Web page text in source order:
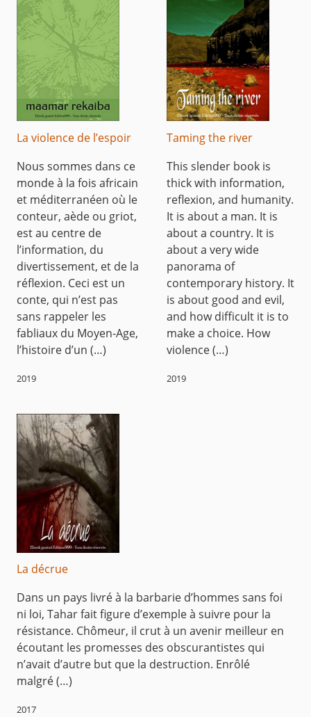
La violence de l’espoir
Nous sommes dans ce
monde à la fois africain
et méditerranéen où le
conteur, aède ou griot,
est au centre de
l’information, du
divertissement, et de la
réflexion. Ceci est un
conte, qui n’est pas
sans rappeler les
fabliaux du Moyen-Age,
l’histoire d’un (…)
2019
Taming the river
This slender book is
thick with information,
reflexion, and humanity.
It is about a man. It is
about a country. It is
about a very wide
panorama of
contemporary history. It
is about good and evil,
and how difficult it is to
make a choice. How
violence (…)
2019
La décrue
Dans un pays livré à la barbarie d’hommes sans foi
ni loi, Tahar fait figure d’exemple à suivre pour la
résistance. Chômeur, il crut à un avenir meilleur en
écoutant les promesses des obscurantistes qui
n’avait d’autre but que la destruction. Enrôlé
malgré (…)
2017